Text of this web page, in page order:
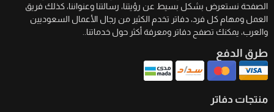
الصفحة نستعرض بشكل بسيط عن رؤيتنا، رسالتنا وعنواننا، كذلك فريق
العمل ومهام كل فرد، دفاتر تخدم الكثير من رجال الأعمال السعوديين
والعرب، يمكنك تصفح دفاتر ومعرفة أكثر حول خدماتنا..
طرق الدفع
منتجات دفاتر